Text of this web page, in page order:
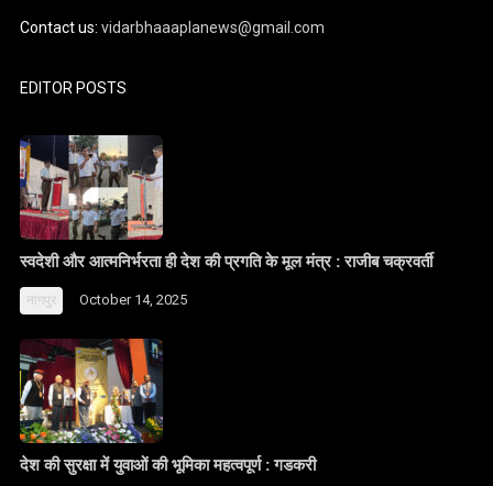
Contact us:vidarbhaaaplanews@gmail.com
EDITOR POSTS
स्वदेशी और आत्मनिर्भरता ही देश की प्रगति के मूल मंत्र : राजीब चक्रवर्ती
नागपुर October 14, 2025
देश की सुरक्षा में युवाओं की भूमिका महत्वपूर्ण : गडकरी